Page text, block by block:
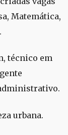
Matemática,
técnico em
urbana.